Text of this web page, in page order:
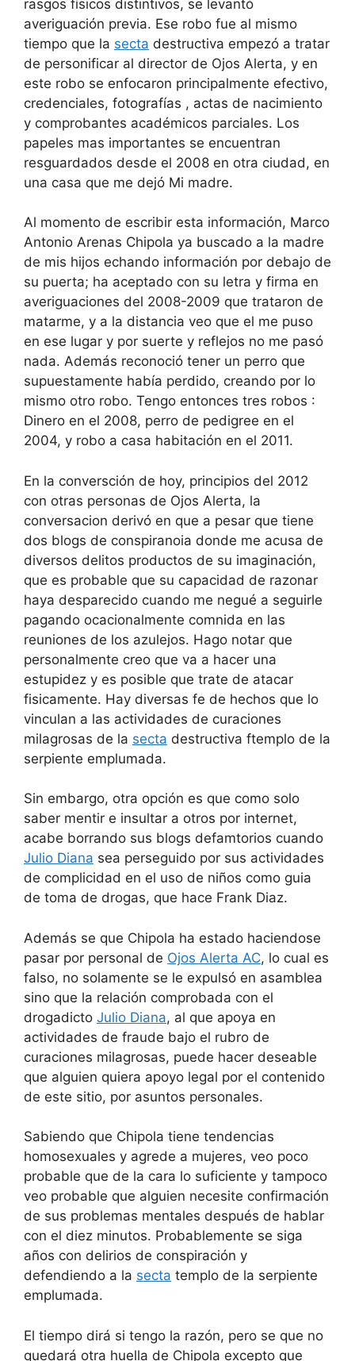
rasgos físicos distintivos, se levantó
averiguación previa. Ese robo fue al mismo
tiempo que la secta destructiva empezó a tratar
de personificar al director de Ojos Alerta, y en
este robo se enfocaron principalmente efectivo,
credenciales, fotografías , actas de nacimiento
y comprobantes académicos parciales. Los
papeles mas importantes se encuentran
resguardados desde el 2008 en otra ciudad, en
una casa que me dejó Mi madre.
Al momento de escribir esta información, Marco
Antonio Arenas Chipola ya buscado a la madre
de mis hijos echando información por debajo de
su puerta; ha aceptado con su letra y firma en
averiguaciones del 2008-2009 que trataron de
matarme, y a la distancia veo que el me puso
en ese lugar y por suerte y reflejos no me pasó
nada. Además reconoció tener un perro que
supuestamente había perdido, creando por lo
mismo otro robo. Tengo entonces tres robos :
Dinero en el 2008, perro de pedigree en el
2004, y robo a casa habitación en el 2011.
En la conversción de hoy, principios del 2012
con otras personas de Ojos Alerta, la
conversacion derivó en que a pesar que tiene
dos blogs de conspiranoia donde me acusa de
diversos delitos productos de su imaginación,
que es probable que su capacidad de razonar
haya desparecido cuando me negué a seguirle
pagando ocacionalmente comnida en las
reuniones de los azulejos. Hago notar que
personalmente creo que va a hacer una
estupidez y es posible que trate de atacar
fisicamente. Hay diversas fe de hechos que lo
vinculan a las actividades de curaciones
milagrosas de la secta destructiva ftemplo de la
serpiente emplumada.
Sin embargo, otra opción es que como solo
saber mentir e insultar a otros por internet,
acabe borrando sus blogs defamtorios cuando
Julio Diana sea perseguido por sus actividades
de complicidad en el uso de niños como guia
de toma de drogas, que hace Frank Diaz.
Además se que Chipola ha estado haciendose
pasar por personal de Ojos Alerta AC, lo cual es
falso, no solamente se le expulsó en asamblea
sino que la relación comprobada con el
drogadicto Julio Diana, al que apoya en
actividades de fraude bajo el rubro de
curaciones milagrosas, puede hacer deseable
que alguien quiera apoyo legal por el contenido
de este sitio, por asuntos personales.
Sabiendo que Chipola tiene tendencias
homosexuales y agrede a mujeres, veo poco
probable que de la cara lo suficiente y tampoco
veo probable que alguien necesite confirmación
de sus problemas mentales después de hablar
con el diez minutos. Probablemente se siga
años con delirios de conspiración y
defendiendo a la secta templo de la serpiente
emplumada.
El tiempo dirá si tengo la razón, pero se que no
quedará otra huella de Chipola excepto que